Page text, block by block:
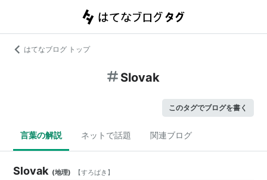
はてなブログ トップ
Slovak
このタグでブログを書く
言葉の解説 ネットで話題 関連ブログ
Slovak (地理) 【すろばき 】